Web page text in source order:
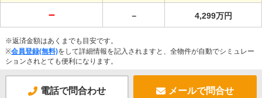
－ － 4,299万円
※返済金額はあくまでも目安です。
※会員登録(無料)をして詳細情報を記入されますと、全物件が自動でシミュレー
ションされとても便利になります。
電話で問合わせ メールで問合せ